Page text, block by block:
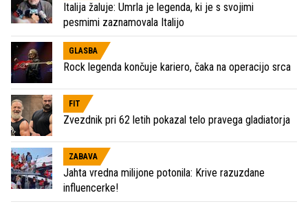
Italija žaluje: Umrla je legenda, ki je s svojimi
pesmimi zaznamovala Italijo
GLASBA
Rock legenda končuje kariero, čaka na operacijo srca
FIT
Zvezdnik pri 62 letih pokazal telo pravega gladiatorja
ZABAVA
Jahta vredna milijone potonila: Krive razuzdane
influencerke!